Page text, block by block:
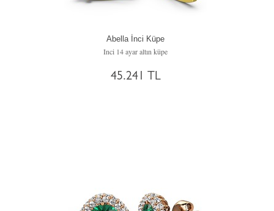
Abella İnci Küpe
Inci 14 ayar altın küpe
45.241 TL